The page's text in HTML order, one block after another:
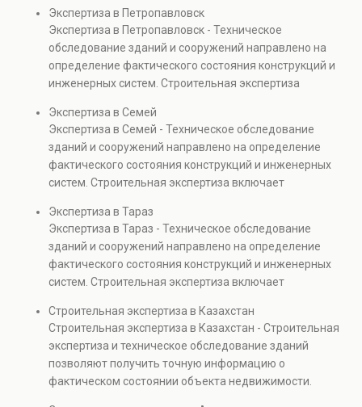
элементов и оценку эксплуатационной безопасности.
Услуга востребована при покупке недвижимости,
капитальном ремонте и реконструкции объектов, а
также при судебных разбирательствах и технических
проверках.
Экспертиза в Петропавловск
Экспертиза в Петропавловск - Техническое
обследование зданий и сооружений направлено на
определение фактического состояния конструкций и
инженерных систем. Строительная экспертиза
прочности элементов и оценку эксплуатационной
безопасности. Услуга востребована при покупке
недвижимости, капитальном ремонте и реконструкции
объектов, а также при судебных разбирательствах и
технических проверках.
Экспертиза в Семей
Экспертиза в Семей - Техническое обследование
зданий и сооружений направлено на определение
фактического состояния конструкций и инженерных
систем. Строительная экспертиза включает
элементов и оценку эксплуатационной безопасности.
Услуга востребована при покупке недвижимости,
капитальном ремонте и реконструкции объектов, а
также при судебных разбирательствах и технических
проверках.
Экспертиза в Тараз
Экспертиза в Тараз - Техническое обследование
зданий и сооружений направлено на определение
фактического состояния конструкций и инженерных
систем. Строительная экспертиза включает
элементов и оценку эксплуатационной безопасности.
Услуга востребована при покупке недвижимости,
капитальном ремонте и реконструкции объектов, а
также при судебных разбирательствах и технических
проверках.
Строительная экспертиза в Казахстан
Строительная экспертиза в Казахстан - Строительная
экспертиза и техническое обследование зданий
позволяют получить точную информацию о
фактическом состоянии объекта недвижимости.